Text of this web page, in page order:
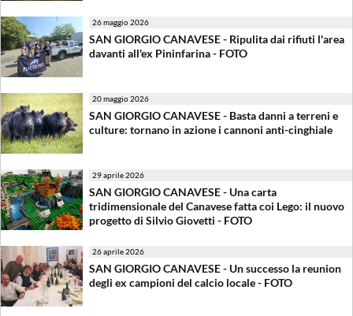
26 maggio 2026
SAN GIORGIO CANAVESE - Ripulita dai rifiuti l'area
davanti all'ex Pininfarina - FOTO
20 maggio 2026
SAN GIORGIO CANAVESE - Basta danni a terreni e
culture: tornano in azione i cannoni anti-cinghiale
29 aprile 2026
SAN GIORGIO CANAVESE - Una carta
tridimensionale del Canavese fatta coi Lego: il nuovo
progetto di Silvio Giovetti - FOTO
26 aprile 2026
SAN GIORGIO CANAVESE - Un successo la reunion
degli ex campioni del calcio locale - FOTO